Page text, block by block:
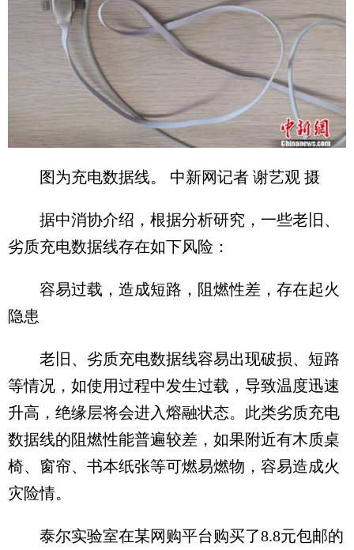
图为充电数据线。 中新网记者 谢艺观 摄
据中消协介绍，根据分析研究，一些老旧、
劣质充电数据线存在如下风险：
容易过载，造成短路，阻燃性差，存在起火
隐患
老旧、劣质充电数据线容易出现破损、短路
等情况，如使用过程中发生过载，导致温度迅速
升高，绝缘层将会进入熔融状态。此类劣质充电
数据线的阻燃性能普遍较差，如果附近有木质桌
椅、窗帘、书本纸张等可燃易燃物，容易造成火
灾险情。
泰尔实验室在某网购平台购买了8.8元包邮的